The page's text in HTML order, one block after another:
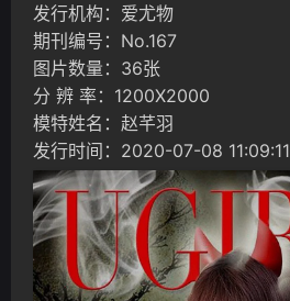
发行机构：爱尤物
期刊编号：No.167
图片数量：36张
分 辨 率：1200X2000
模特姓名：赵芊羽
发行时间：2020-07-08 11:09:11